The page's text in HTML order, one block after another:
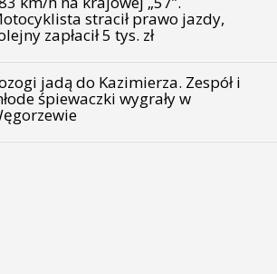
stracił prawo jazdy,
zapłacił 5 tys. zł
jadą do Kazimierza. Zespół i
śpiewaczki wygrały w